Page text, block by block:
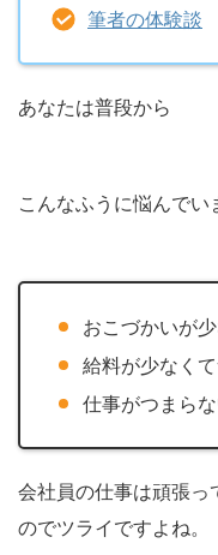
筆者の体験談
あなたは普段から
こんなふうに悩んでい
おこづかいが
給料が少なく
仕事がつまら
会社員の仕事は頑張っ
のでツライですよね。